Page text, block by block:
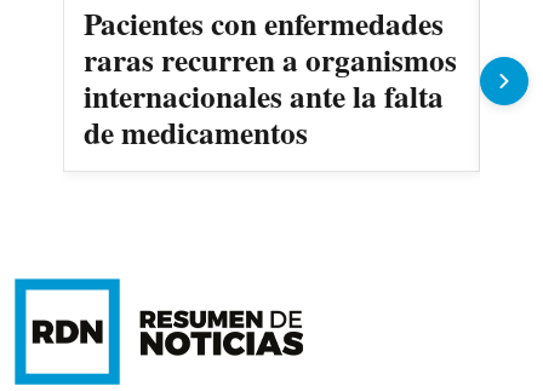
Pacientes con enfermedades
raras recurren a organismos
internacionales ante la falta
de medicamentos
en